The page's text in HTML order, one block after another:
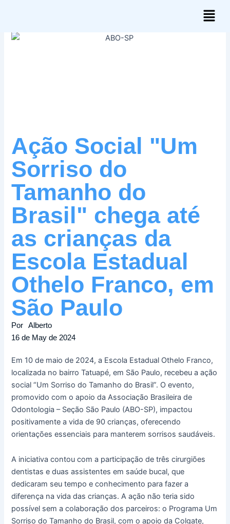
content
Menu
Ação Social "Um
Sorriso do
Tamanho do
Brasil" chega até
as crianças da
Escola Estadual
Othelo Franco, em
São Paulo
Por
Alberto
16 de May de 2024
Em 10 de maio de 2024, a Escola Estadual Othelo Franco,
localizada no bairro Tatuapé, em São Paulo, recebeu a ação
social “Um Sorriso do Tamanho do Brasil”. O evento,
promovido com o apoio da Associação Brasileira de
Odontologia – Seção São Paulo (ABO-SP), impactou
positivamente a vida de 90 crianças, oferecendo
orientações essenciais para manterem sorrisos saudáveis.
A iniciativa contou com a participação de três cirurgiões
dentistas e duas assistentes em saúde bucal, que
dedicaram seu tempo e conhecimento para fazer a
diferença na vida das crianças. A ação não teria sido
possível sem a colaboração dos parceiros: o Programa Um
Sorriso do Tamanho do Brasil, com o apoio da Colgate,